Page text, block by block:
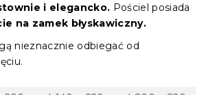
i elegancko. Pościel posiada
na zamek błyskawiczny.
nieznacznie odbiegać od